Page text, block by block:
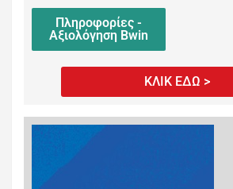
Πληροφορίες -
Αξιολόγηση Bwin
ΚΛΙΚ ΕΔΩ >